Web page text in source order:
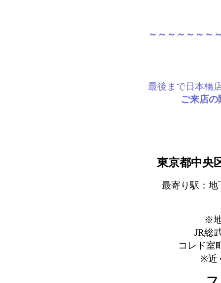
～～～～～～～
最後まで日本橋
ご来店
東京都中央
最寄り駅：
※
JR総
コレド室
※近